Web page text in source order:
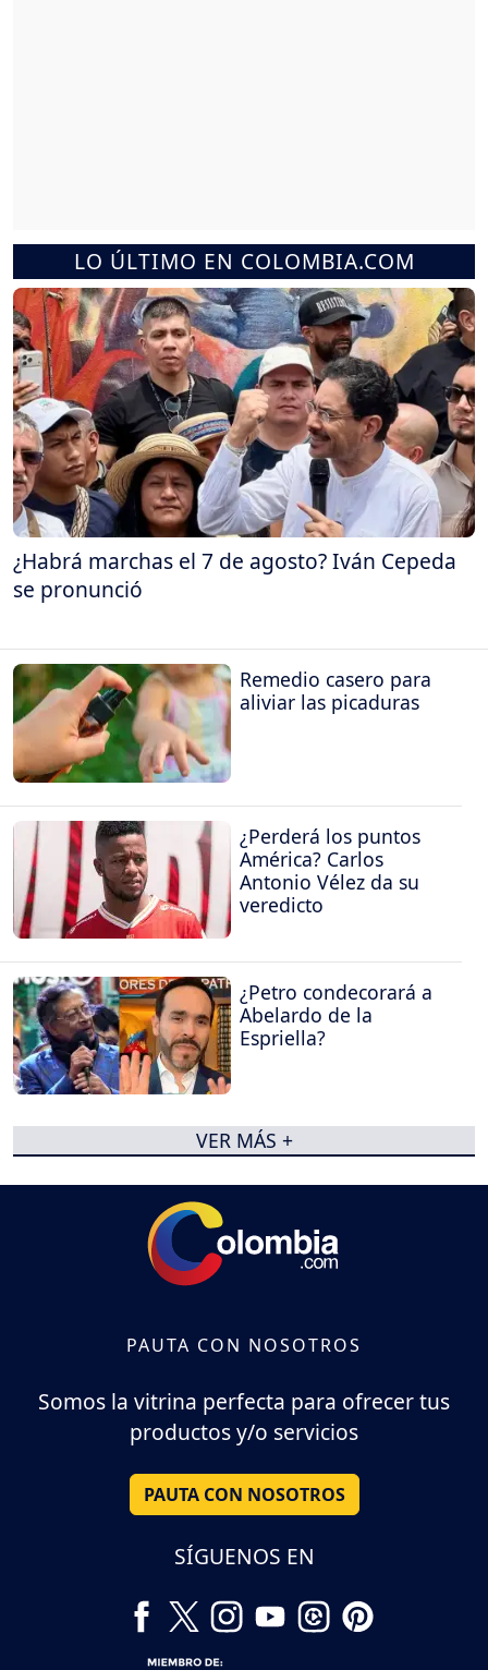
LO ÚLTIMO EN COLOMBIA.COM
¿Habrá marchas el 7 de agosto? Iván Cepeda
se pronunció
Remedio casero para
aliviar las picaduras
¿Perderá los puntos
América? Carlos
Antonio Vélez da su
veredicto
¿Petro condecorará a
Abelardo de la
Espriella?
VER MÁS +
PAUTA CON NOSOTROS
Somos la vitrina perfecta para ofrecer tus
productos y/o servicios
PAUTA CON NOSOTROS
SÍGUENOS EN